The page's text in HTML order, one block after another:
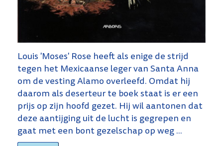
Louis 'Moses' Rose heeft als enige de strijd
tegen het Mexicaanse leger van Santa Anna
om de vesting Alamo overleefd. Omdat hij
daarom als deserteur te boek staat is er een
prijs op zijn hoofd gezet. Hij wil aantonen dat
deze aantijging uit de lucht is gegrepen en
gaat met een bont gezelschap op weg ...